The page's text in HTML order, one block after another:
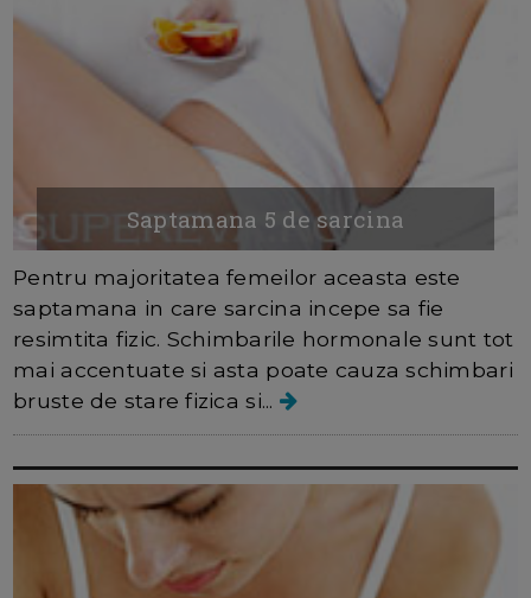
Saptamana 5 de sarcina
Pentru majoritatea femeilor aceasta este
saptamana in care sarcina incepe sa fie
resimtita fizic. Schimbarile hormonale sunt tot
mai accentuate si asta poate cauza schimbari
bruste de stare fizica si...